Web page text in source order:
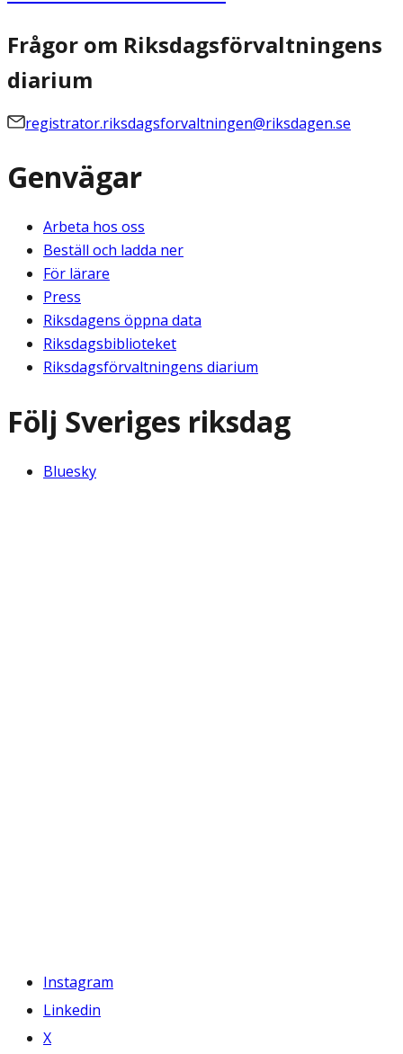
Frågor om Riksdagsförvaltningens
diarium
registrator.riksdagsforvaltningen@riksdagen.se
Genvägar
Arbeta hos oss
Beställ och ladda ner
För lärare
Press
Riksdagens öppna data
Riksdagsbiblioteket
Riksdagsförvaltningens diarium
Följ Sveriges riksdag
Bluesky
Instagram
Linkedin
X